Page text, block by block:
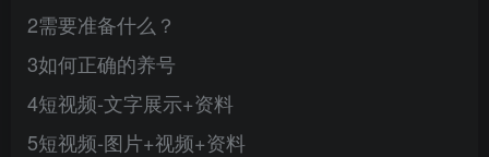
2需要准备什么？
3如何正确的养号
4短视频-文字展示+资料
5短视频-图片+视频+资料